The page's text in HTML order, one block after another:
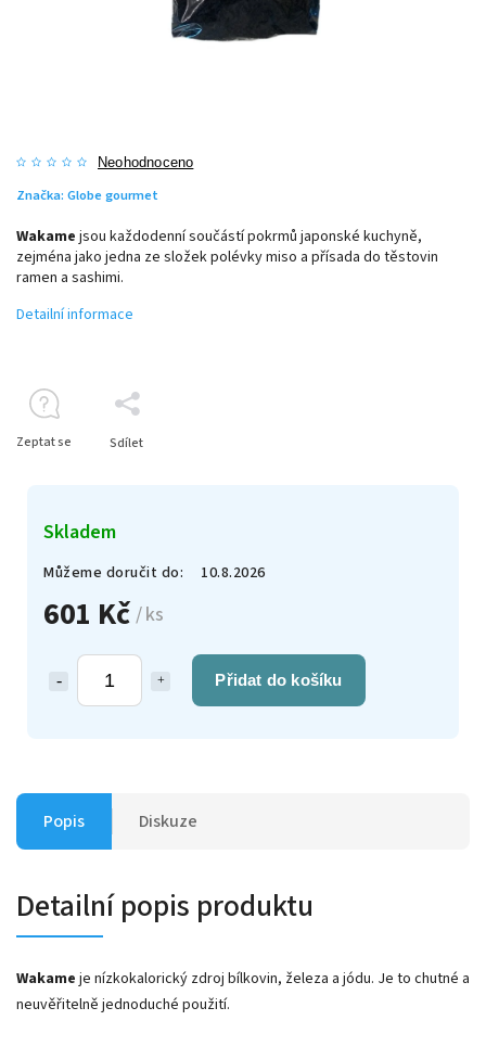
Neohodnoceno
Značka: Globe gourmet
601 Kč / ks
Přidat do košíku
Skladem
Můžeme doručit do: 10.8.2026
Wakame jsou každodenní součástí pokrmů japonské kuchyně,
zejména jako jedna ze složek polévky miso a přísada do těstovin
ramen a sashimi.
Detailní informace
Zeptat se Sdílet
Popis Diskuze
Detailní popis produktu
Wakame je nízkokalorický zdroj bílkovin, železa a jódu. Je to chutné a
neuvěřitelně jednoduché použití.